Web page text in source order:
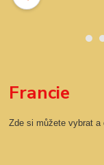
Francie
Zde si můžete vybrat a